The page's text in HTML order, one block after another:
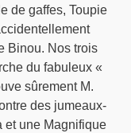
de gaffes, Toupie
Binou. Nos trois
du fabuleux «
sûrement M.
des jumeaux-
et une Magnifique